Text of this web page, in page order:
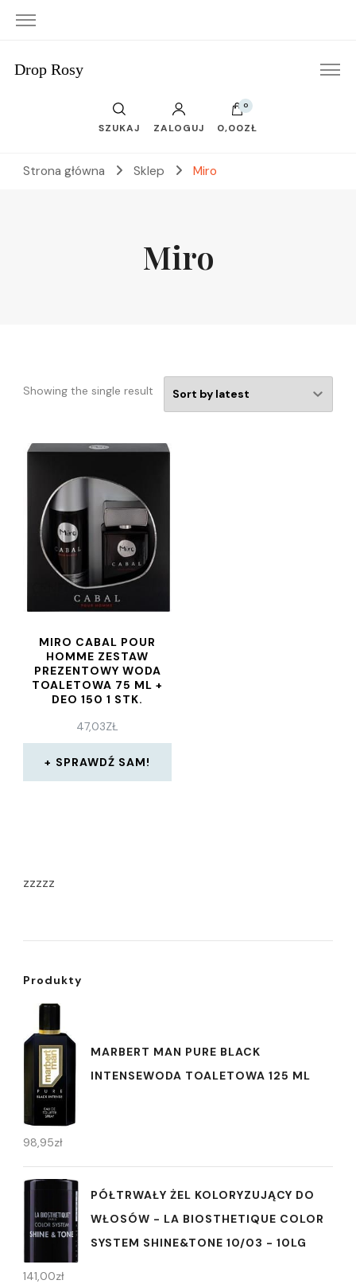
Drop Rosy
SZUKAJ ZALOGUJ
0
0,00ZŁ
Strona główna Sklep Miro
Miro
Showing the single result
MIRO CABAL POUR
HOMME ZESTAW
PREZENTOWY WODA
TOALETOWA 75 ML +
DEO 150 1 STK.
47,03ZŁ
SPRAWDŹ SAM!
zzzzz
Produkty
MARBERT MAN PURE BLACK
INTENSEWODA TOALETOWA 125 ML
98,95zł
PÓŁTRWAŁY ŻEL KOLORYZUJĄCY DO
WŁOSÓW - LA BIOSTHETIQUE COLOR
SYSTEM SHINE&TONE 10/03 - 10LG
141,00zł